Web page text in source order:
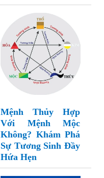
Mệnh Thủy Hợp
Với Mệnh Mộc
Không? Khám Phá
Sự Tương Sinh Đầy
Hứa Hẹn